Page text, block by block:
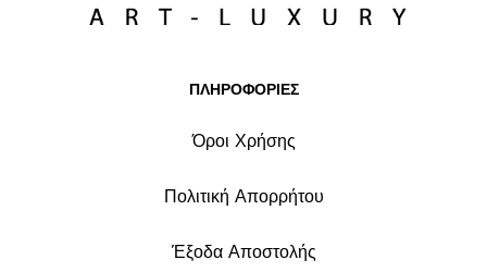
ΠΛΗΡΟΦΟΡΙΕΣ
Όροι Χρήσης
Πολιτική Απορρήτου
Έξοδα Αποστολής